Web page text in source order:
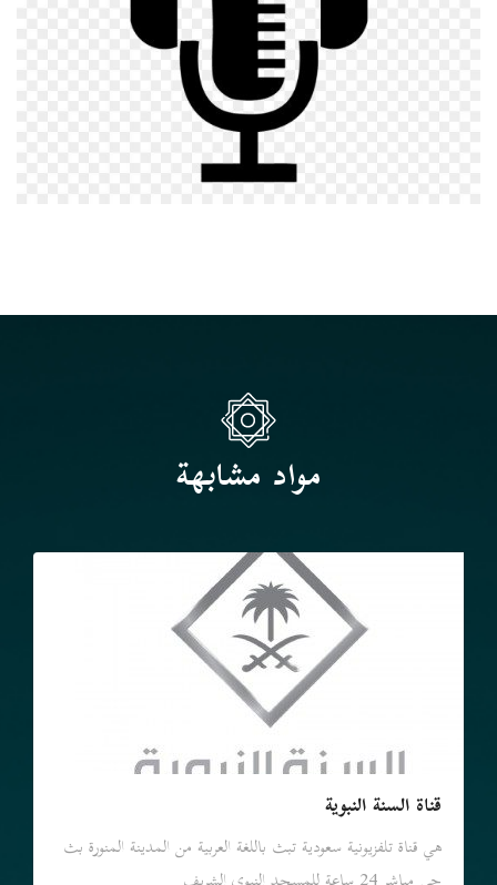
مواد مشابهة
قناة السنة النبوية
هي قناة تلفزيونية سعودية تبث باللغة العربية من المدينة المنورة بث